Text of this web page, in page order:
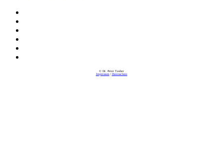
© Dr. Peter Tauber
Impressum| Datenschutz